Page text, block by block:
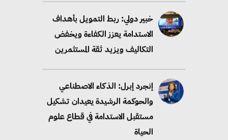
خبير دولي: ربط التمويل بأهداف
الاستدامة يعزز الكفاءة ويخفض
التكاليف ويزيد ثقة المستثمرين
إنجرد إبرل: الذكاء الاصطناعي
والحوكمة الرشيدة يعيدان تشكيل
مستقبل الاستدامة في قطاع علوم
الحياة